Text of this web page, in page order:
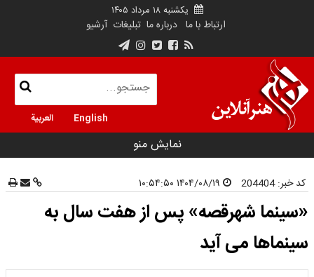
یکشنبه ۱۸ مرداد ۱۴۰۵
ارتباط با ما درباره ما تبلیغات آرشیو
English العربية
نمایش منو
کد خبر:204404
«سینما شهرقصه» پس از هفت سال به
سینماها می آید